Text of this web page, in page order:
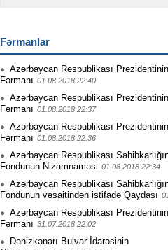
Fərmanlar
Azərbaycan Respublikası Prezidentinin
Fərmanı 01.08.2018 22:40
Azərbaycan Respublikası Prezidentinin
Fərmanı 01.08.2018 22:37
Azərbaycan Respublikası Prezidentinin
Fərmanı 01.08.2018 22:36
Azərbaycan Respublikası
Fondunun Nizamnaməsi 01.08.2018 22:34
Azərbaycan Respublikası
Fondunun vəsaitindən istifadə Qaydası
Azərbaycan Respublikası Prezidentinin
Fərmanı 31.07.2018 22:02
Dənizkənarı Bulvar İdarəsinin